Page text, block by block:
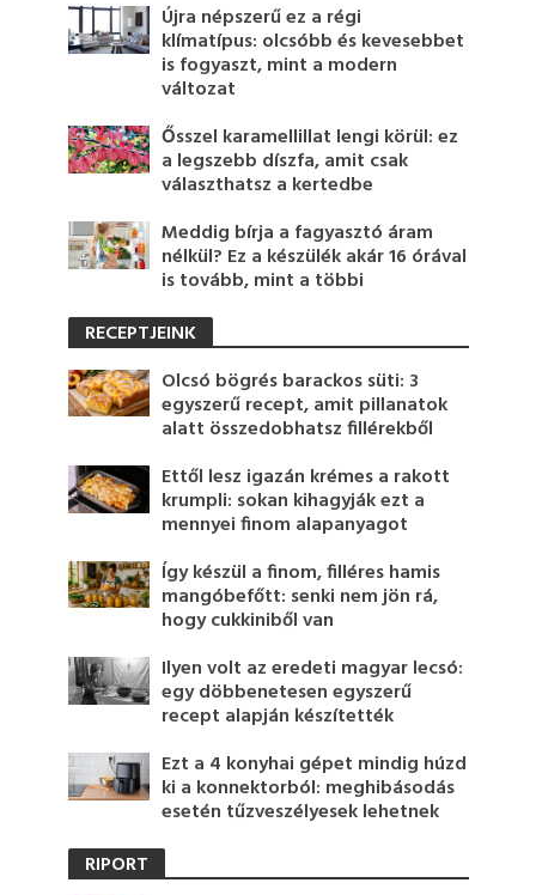
Újra népszerű ez a régi
klímatípus: olcsóbb és kevesebbet
is fogyaszt, mint a modern
változat
Ősszel karamellillat lengi körül: ez
a legszebb díszfa, amit csak
választhatsz a kertedbe
Meddig bírja a fagyasztó áram
nélkül? Ez a készülék akár 16 órával
is tovább, mint a többi
RECEPTJEINK
Olcsó bögrés barackos süti: 3
egyszerű recept, amit pillanatok
alatt összedobhatsz fillérekből
Ettől lesz igazán krémes a rakott
krumpli: sokan kihagyják ezt a
mennyei finom alapanyagot
Így készül a finom, filléres hamis
mangóbefőtt: senki nem jön rá,
hogy cukkiniből van
Ilyen volt az eredeti magyar lecsó:
egy döbbenetesen egyszerű
recept alapján készítették
Ezt a 4 konyhai gépet mindig húzd
ki a konnektorból: meghibásodás
esetén tűzveszélyesek lehetnek
RIPORT